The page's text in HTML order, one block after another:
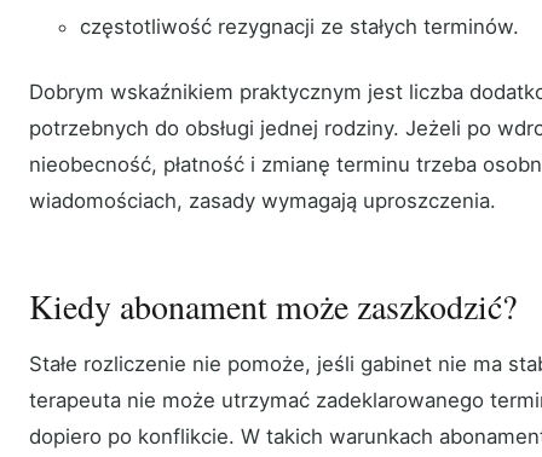
częstotliwość rezygnacji ze stałych terminów.
Dobrym wskaźnikiem praktycznym jest liczba
potrzebnych do obsługi jednej rodziny. Jeżeli po
nieobecność, płatność i zmianę terminu trzeba
wiadomościach, zasady wymagają uproszczenia.
Kiedy abonament może zaszkodzić?
Stałe rozliczenie nie pomoże, jeśli gabinet nie ma
terapeuta nie może utrzymać zadeklarowanego
dopiero po konflikcie. W takich warunkach